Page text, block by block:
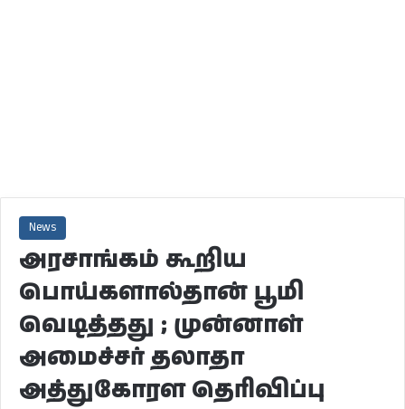
News
அரசாங்கம் கூறிய
பொய்களால்தான் பூமி
வெடித்தது ; முன்னாள்
அமைச்சர் தலாதா
அத்துகோரள தெரிவிப்பு